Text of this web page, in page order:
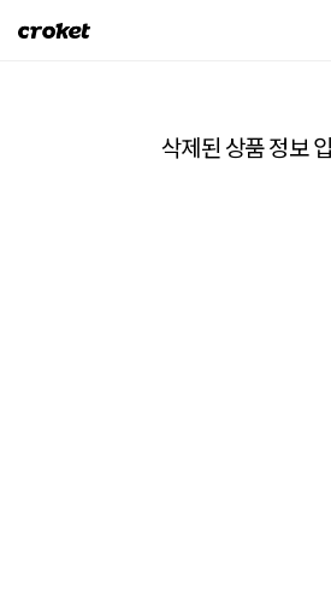
크
삭제된 상품 정보